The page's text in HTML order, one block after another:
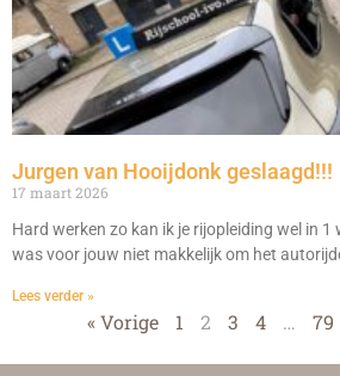
Jurgen van Hooijdonk geslaagd!!!
17 maart 2026
Hard werken zo kan ik je rijopleiding wel in
was voor jouw niet makkelijk om het
Lees verder »
« Vorige 1 2 3 4 … 79